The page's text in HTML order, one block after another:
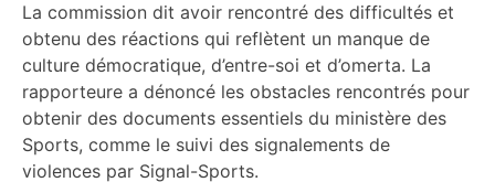
La commission dit avoir rencontré des difficultés et
obtenu des réactions qui reflètent un manque de
culture démocratique, d’entre-soi et d’omerta. La
rapporteure a dénoncé les obstacles rencontrés pour
obtenir des documents essentiels du ministère des
Sports, comme le suivi des signalements de
violences par Signal-Sports.